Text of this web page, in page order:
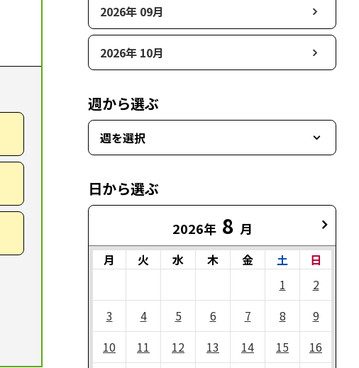
2026年 09月
2026年 10月
週から選ぶ
週を選択
日から選ぶ
2026年 8 月
月 火 水 木 金 土
日
1
2
3
4 5 6 7 8
9
10
11 12 13 14 15
16